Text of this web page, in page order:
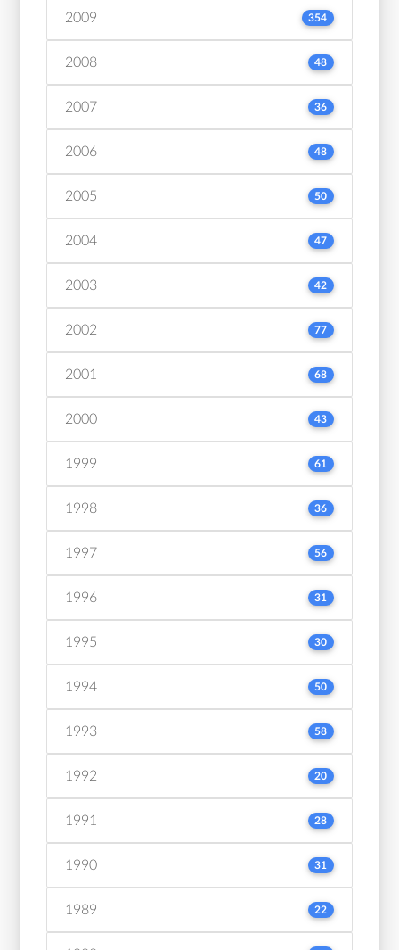
2009 354
2008 48
2007 36
2006 48
2005 50
2004 47
2003 42
2002 77
2001 68
2000 43
1999 61
1998 36
1997 56
1996 31
1995 30
1994 50
1993 58
1992 20
1991 28
1990 31
1989 22